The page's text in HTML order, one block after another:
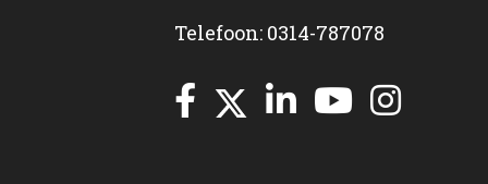
Telefoon: 0314-787078